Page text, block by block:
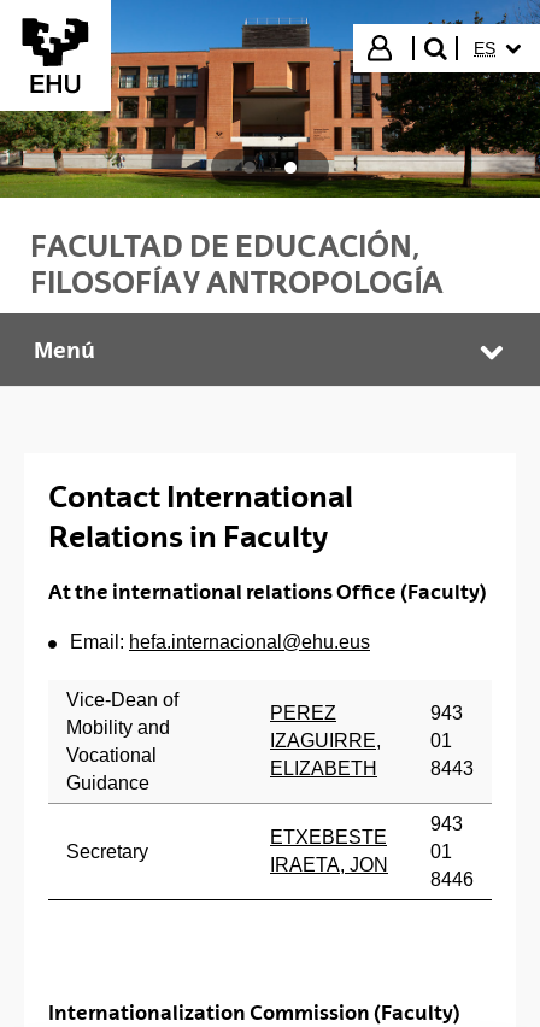
Saltar al contenido principal
Iniciar sesión
buscar"
ES
FACULTAD DE EDUCACIÓN,
FILOSOFÍA Y ANTROPOLOGÍA
HEFA Faculty
Menú
Contact International
Relations in Faculty
At the international relations Office (Faculty)
Email: hefa.internacional@ehu.eus
Vice-Dean of
Mobility and
Vocational
Guidance
PEREZ
IZAGUIRRE,
ELIZABETH
943
01
8443
Secretary
ETXEBESTE
IRAETA, JON
943
01
8446
Internationalization Commission (Faculty)